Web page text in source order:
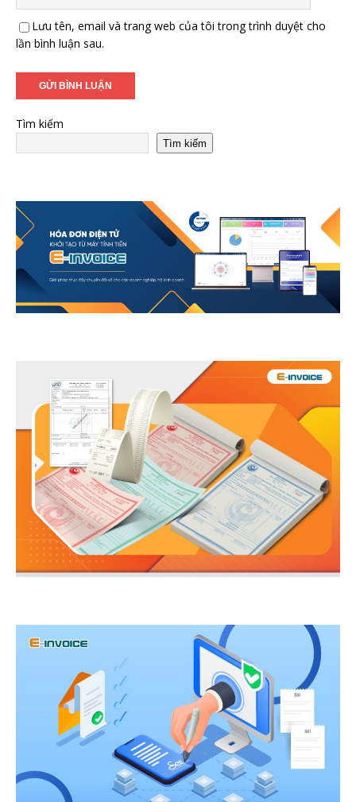
Lưu tên, email và trang web của tôi trong trình duyệt cho
lần bình luận sau.
Tìm kiếm
Tìm kiếm